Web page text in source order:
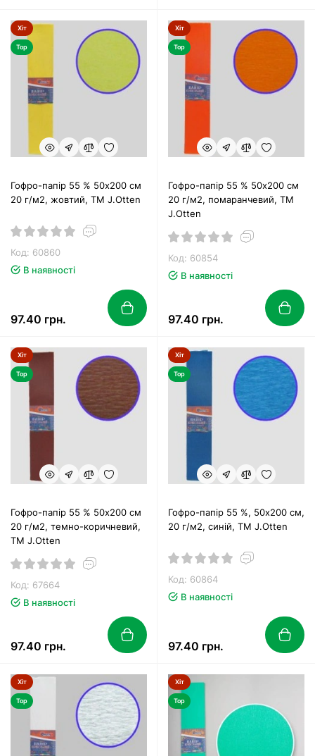
Хіт
Top
Гофро-папір 55 % 50х200 см
20 г/м2, жовтий, ТМ J.Otten
Код: 60860
В наявності
97.40 грн.
Хіт
Top
Гофро-папір 55 % 50х200 см
20 г/м2, помаранчевий, ТМ
J.Otten
Код: 60854
В наявності
97.40 грн.
Хіт
Top
Гофро-папір 55 % 50х200 см
20 г/м2, темно-коричневий,
TM J.Otten
Код: 67664
В наявності
97.40 грн.
Хіт
Top
Гофро-папір 55 %, 50х200 см,
20 г/м2, синій, ТМ J.Otten
Код: 60864
В наявності
97.40 грн.
Хіт
Top
Хіт
Top